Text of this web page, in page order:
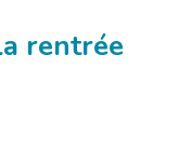
rentrée